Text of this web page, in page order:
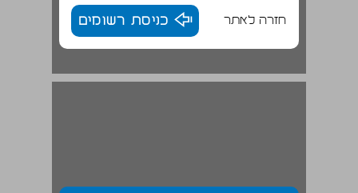
חזרה לאתר כניסת רשומים